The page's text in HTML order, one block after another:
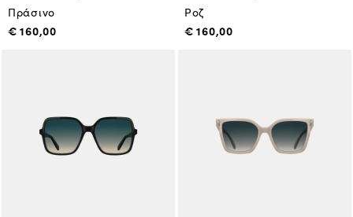
Πράσινο
€ 160,00
Ροζ
€ 160,00